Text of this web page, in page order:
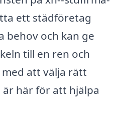
ett städföretag
behov och kan ge
till en ren och
att välja rätt
här för att hjälpa